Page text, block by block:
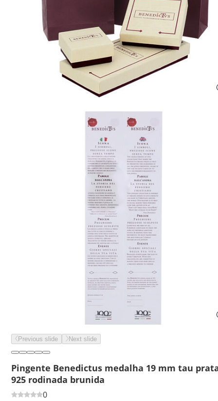
Previous slide Next slide
Pingente Benedictus medalha 19 mm tau
925 rodinada brunida
0